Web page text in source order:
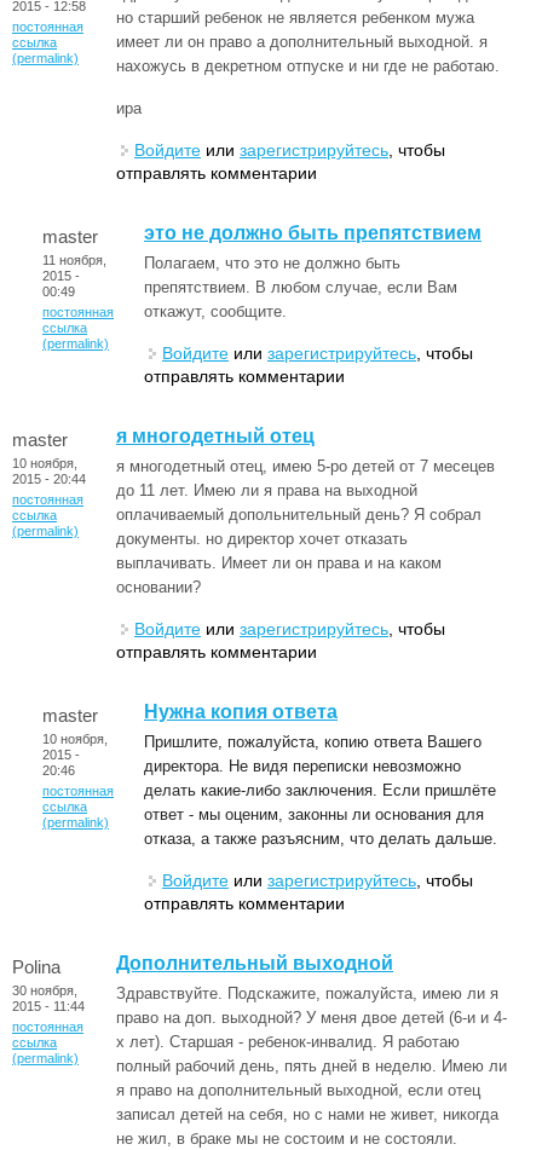
2015 - 12:58
постоянная
ссылка
(permalink)
но старший ребенок не является ребенком мужа
имеет ли он право а дополнительный выходной. я
нахожусь в декретном отпуске и ни где не работаю.
ира
Войдите или зарегистрируйтесь , чтобы
отправлять комментарии
master
11 ноября,
2015 -
00:49
постоянная
ссылка
(permalink)
это не должно быть препятствием
Полагаем, что это не должно быть
препятствием. В любом случае, если Вам
откажут, сообщите.
Войдите или зарегистрируйтесь , чтобы
отправлять комментарии
master
10 ноября,
2015 - 20:44
постоянная
ссылка
(permalink)
я многодетный отец
я многодетный отец, имею 5-ро детей от 7 месецев
до 11 лет. Имею ли я права на выходной
оплачиваемый допольнительный день? Я собрал
документы. но директор хочет отказать
выплачивать. Имеет ли он права и на каком
основании?
Войдите или зарегистрируйтесь , чтобы
отправлять комментарии
master
10 ноября,
2015 -
20:46
постоянная
ссылка
(permalink)
Нужна копия ответа
Пришлите, пожалуйста, копию ответа Вашего
директора. Не видя переписки невозможно
делать какие-либо заключения. Если пришлёте
ответ - мы оценим, законны ли основания для
отказа, а также разъясним, что делать дальше.
Войдите или зарегистрируйтесь , чтобы
отправлять комментарии
Polina
30 ноября,
2015 - 11:44
постоянная
ссылка
(permalink)
Дополнительный выходной
Здравствуйте. Подскажите, пожалуйста, имею ли я
право на доп. выходной? У меня двое детей (6-и и 4-
х лет). Старшая - ребенок-инвалид. Я работаю
полный рабочий день, пять дней в неделю. Имею ли
я право на дополнительный выходной, если отец
записал детей на себя, но с нами не живет, никогда
не жил, в браке мы не состоим и не состояли.